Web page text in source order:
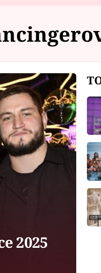
2025